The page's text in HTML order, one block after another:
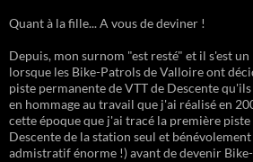
Quant à la fille... A vous de deviner !
Depuis, mon surnom "est resté" et il s'est
lorsque les Bike-Patrols de Valloire ont
piste permanente de VTT de Descente
en hommage au travail que j'ai réalisé en
cette époque que j'ai tracé la première
Descente de la station seul et
admistratif énorme !) avant de devenir